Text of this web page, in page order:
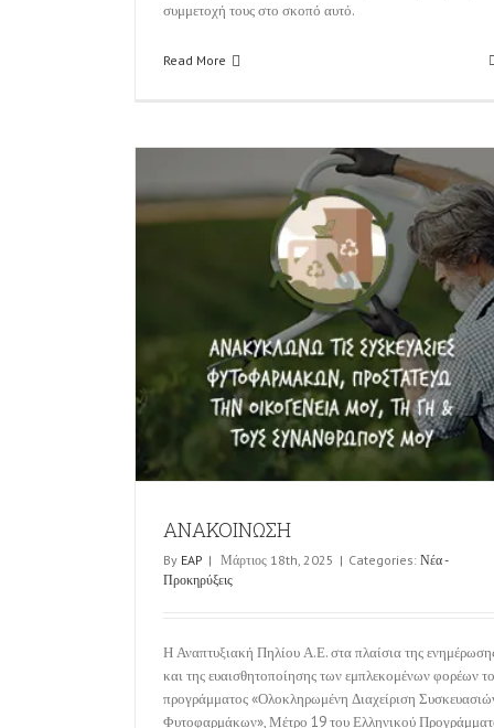
συμμετοχή τους στο σκοπό αυτό.
Read More
ΑΝΑΚΟΙΝΩΣΗ
By EAP | Μάρτιος 18th, 2025 | Categories: Νέα -
Προκηρύξεις
Η Αναπτυξιακή Πηλίου Α.Ε. στα πλαίσια της
και της ευαισθητοποίησης των εμπλεκομένων φορέων
προγράμματος «Ολοκληρωμένη Διαχείριση
Φυτοφαρμάκων», Μέτρο 19 του Ελληνικού